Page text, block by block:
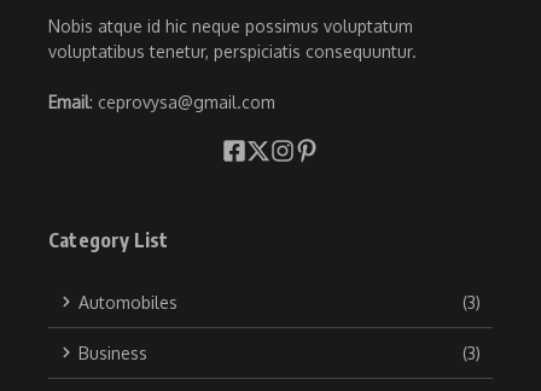
Nobis atque id hic neque possimus voluptatum
voluptatibus tenetur, perspiciatis consequuntur.
Email: ceprovysa@gmail.com
Category List
Automobiles (3)
Business (3)